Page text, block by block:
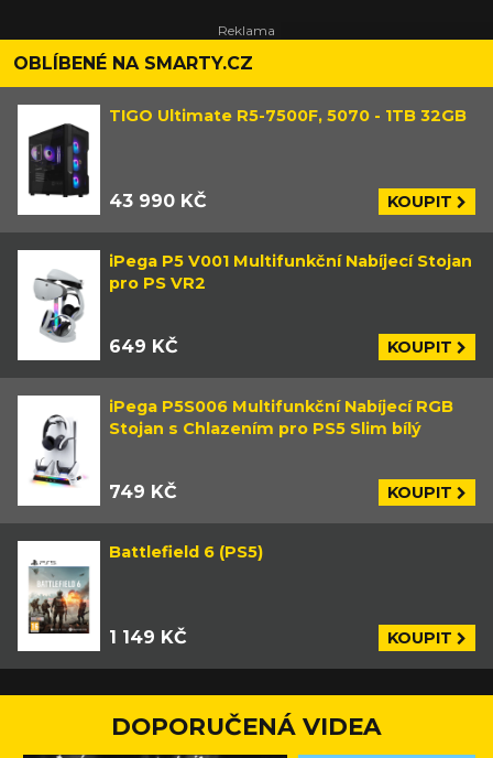
OBLÍBENÉ NA SMARTY.CZ
TIGO Ultimate R5-7500F, 5070 - 1TB 32GB
43 990 KČ KOUPIT
iPega P5 V001 Multifunkční Nabíjecí Stojan
pro PS VR2
649 KČ KOUPIT
iPega P5S006 Multifunkční Nabíjecí RGB
Stojan s Chlazením pro PS5 Slim bílý
749 KČ KOUPIT
Battlefield 6 (PS5)
1 149 KČ KOUPIT
DOPORUČENÁ VIDEA